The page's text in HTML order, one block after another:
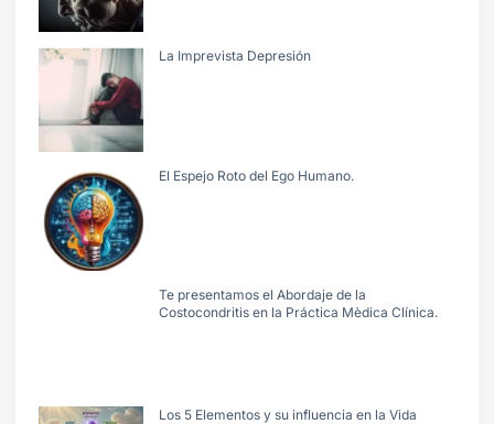
La Imprevista Depresión
El Espejo Roto del Ego Humano.
Te presentamos el Abordaje de la
Costocondritis en la Práctica Mèdica Clínica.
Los 5 Elementos y su influencia en la Vida